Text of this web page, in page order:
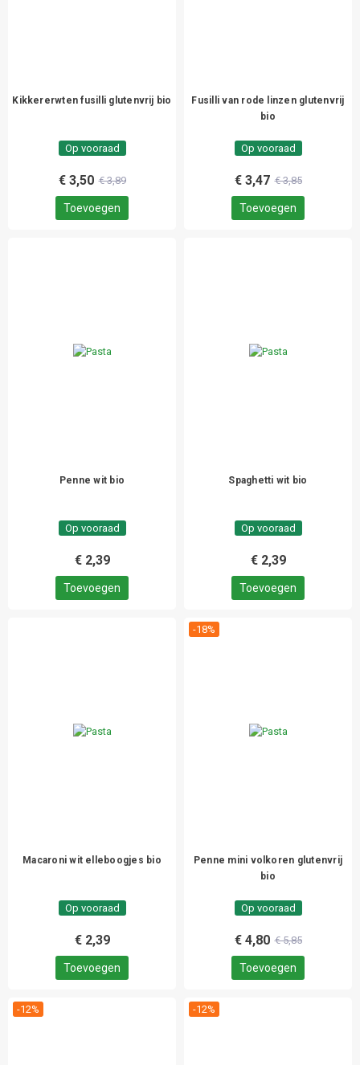
Kikkererwten fusilli glutenvrij bio
Op vooraad
€ 3,50 € 3,89
Toevoegen
Fusilli van rode linzen glutenvrij
bio
Op vooraad
€ 3,47 € 3,85
Toevoegen
Penne wit bio
Op vooraad
€ 2,39
Toevoegen
Spaghetti wit bio
Op vooraad
€ 2,39
Toevoegen
Macaroni wit elleboogjes bio
Op vooraad
€ 2,39
Toevoegen
-18%
Penne mini volkoren glutenvrij
bio
Op vooraad
€ 4,80 € 5,85
Toevoegen
-12% -12%